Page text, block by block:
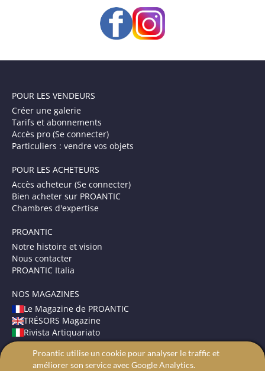
POUR LES VENDEURS
Créer une galerie
Tarifs et abonnements
Accès pro (Se connecter)
Particuliers : vendre vos objets
POUR LES ACHETEURS
Accès acheteur (Se connecter)
Bien acheter sur PROANTIC
Chambres d'expertise
PROANTIC
Notre histoire et vision
Nous contacter
PROANTIC Italia
NOS MAGAZINES
Le Magazine de PROANTIC
TRÉSORS Magazine
Rivista Artiquariato
CONDITIONS GÉNÉRALES
Proantic utilise un cookie pour analyser le traffic et
améliorer son service avec Google Analytics.